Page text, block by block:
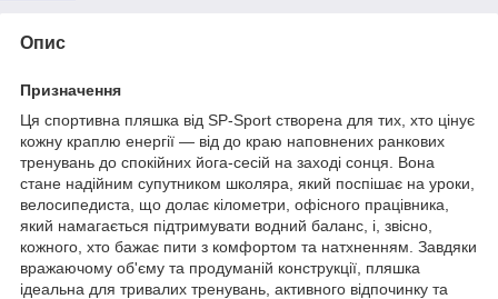
Опис
Призначення
Ця спортивна пляшка від SP-Sport створена для тих, хто цінує
кожну краплю енергії — від до краю наповнених ранкових
тренувань до спокійних йога-сесій на заході сонця. Вона
стане надійним супутником школяра, який поспішає на уроки,
велосипедиста, що долає кілометри, офісного працівника,
який намагається підтримувати водний баланс, і, звісно,
кожного, хто бажає пити з комфортом та натхненням. Завдяки
вражаючому об'єму та продуманій конструкції, пляшка
ідеальна для тривалих тренувань, активного відпочинку та